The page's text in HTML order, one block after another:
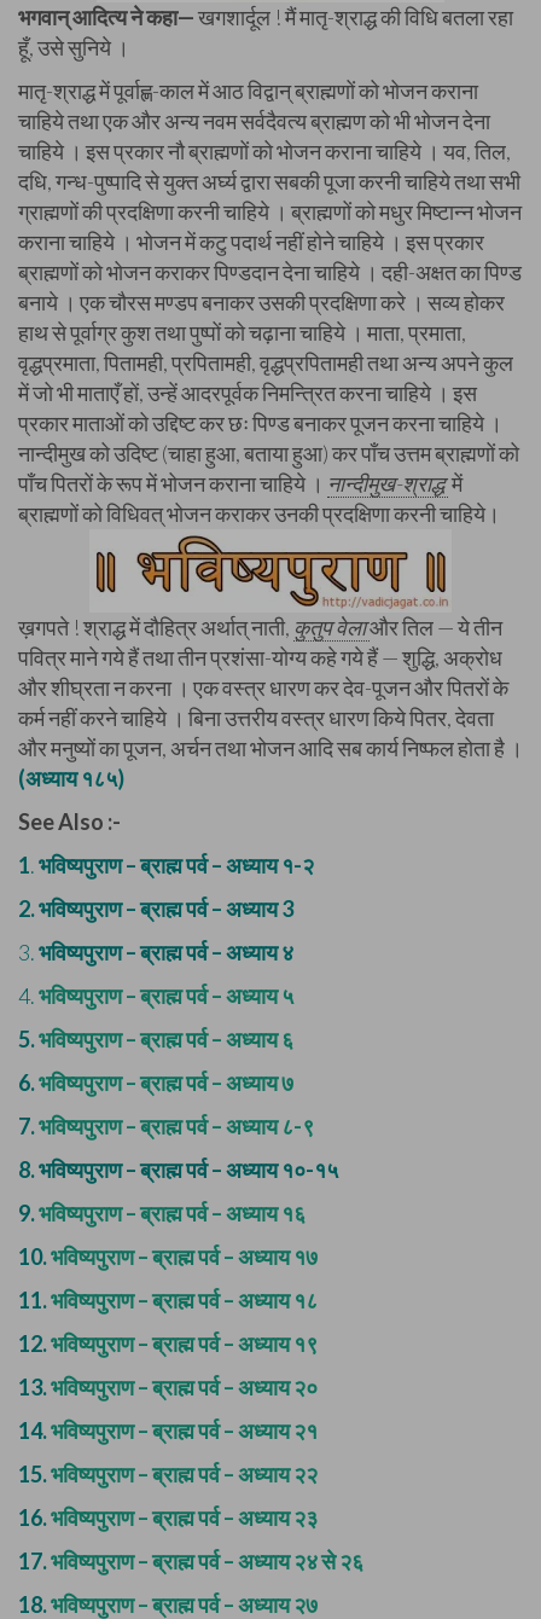
भगवान् आदित्य ने कहा—खगशार्दूल ! मैं मातृ-श्राद्ध की विधि बतला रहा
हूँ, उसे सुनिये ।
मातृ-श्राद्ध में पूर्वाह्ण-काल में आठ विद्वान् ब्राह्मणों को भोजन कराना
चाहिये तथा एक और अन्य नवम सर्वदैवत्य ब्राह्मण को भी भोजन देना
चाहिये । इस प्रकार नौ ब्राह्मणों को भोजन कराना चाहिये । यव, तिल,
दधि, गन्ध-पुष्पादि से युक्त अर्घ्य द्वारा सबकी पूजा करनी चाहिये तथा सभी
ग्राह्मणों की प्रदक्षिणा करनी चाहिये । ब्राह्मणों को मधुर मिष्टान्न भोजन
कराना चाहिये । भोजन में कटु पदार्थ नहीं होने चाहिये । इस प्रकार
ब्राह्मणों को भोजन कराकर पिण्डदान देना चाहिये । दही-अक्षत का पिण्ड
बनाये । एक चौरस मण्डप बनाकर उसकी प्रदक्षिणा करे । सव्य होकर
हाथ से पूर्वाग्र कुश तथा पुष्पों को चढ़ाना चाहिये । माता, प्रमाता,
वृद्धप्रमाता, पितामही, प्रपितामही, वृद्धप्रपितामही तथा अन्य अपने कुल
में जो भी माताएँ हों, उन्हें आदरपूर्वक निमन्त्रित करना चाहिये । इस
प्रकार माताओं को उद्दिष्ट कर छः पिण्ड बनाकर पूजन करना चाहिये ।
नान्दीमुख को उदिष्ट (चाहा हुआ, बताया हुआ) कर पाँच उत्तम ब्राह्मणों को
पाँच पितरों के रूप में भोजन कराना चाहिये । नान्दीमुख-श्राद्धमें
ब्राह्मणों को विधिवत् भोजन कराकर उनकी प्रदक्षिणा करनी चाहिये।
ख़गपते ! श्राद्ध में दौहित्र अर्थात् नाती, कुतुप वेलाऔर तिल — ये तीन
पवित्र माने गये हैं तथा तीन प्रशंसा-योग्य कहे गये हैं — शुद्धि, अक्रोध
और शीघ्रता न करना । एक वस्त्र धारण कर देव-पूजन और पितरों के
कर्म नहीं करने चाहिये । बिना उत्तरीय वस्त्र धारण किये पितर, देवता
और मनुष्यों का पूजन, अर्चन तथा भोजन आदि सब कार्य निष्फल होता है ।
(अध्याय १८५)
See Also :-
1.भविष्यपुराण – ब्राह्म पर्व – अध्याय १-२
2.भविष्यपुराण – ब्राह्म पर्व – अध्याय 3
3.भविष्यपुराण – ब्राह्म पर्व – अध्याय ४
4.भविष्यपुराण – ब्राह्म पर्व – अध्याय ५
5.भविष्यपुराण – ब्राह्म पर्व – अध्याय ६
6.भविष्यपुराण – ब्राह्म पर्व – अध्याय ७
7.भविष्यपुराण – ब्राह्म पर्व – अध्याय ८-९
8.भविष्यपुराण – ब्राह्म पर्व – अध्याय १०-१५
9.भविष्यपुराण – ब्राह्म पर्व – अध्याय १६
10.भविष्यपुराण – ब्राह्म पर्व – अध्याय १७
11.भविष्यपुराण – ब्राह्म पर्व – अध्याय १८
12.भविष्यपुराण – ब्राह्म पर्व – अध्याय १९
13.भविष्यपुराण – ब्राह्म पर्व – अध्याय २०
14.भविष्यपुराण – ब्राह्म पर्व – अध्याय २१
15.भविष्यपुराण – ब्राह्म पर्व – अध्याय २२
16.भविष्यपुराण – ब्राह्म पर्व – अध्याय २३
17.भविष्यपुराण – ब्राह्म पर्व – अध्याय २४ से २६
18.भविष्यपुराण – ब्राह्म पर्व – अध्याय २७